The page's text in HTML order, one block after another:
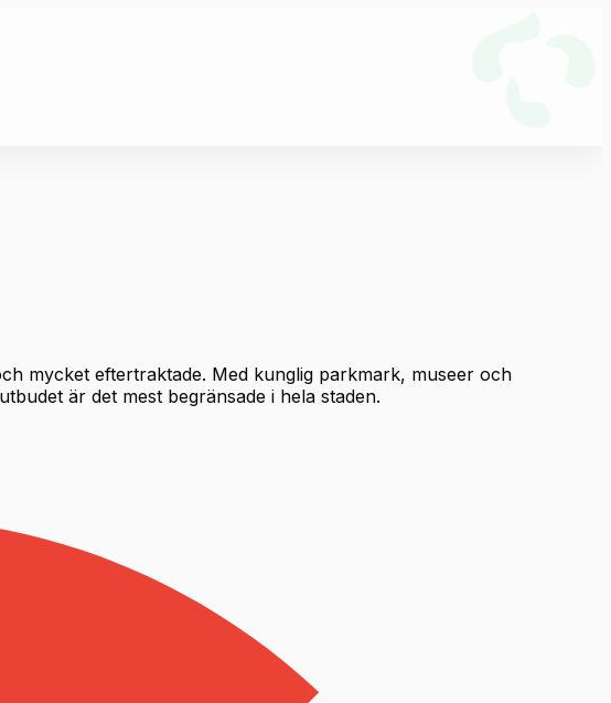
mycket eftertraktade. Med kunglig parkmark, museer och
är det mest begränsade i hela staden.